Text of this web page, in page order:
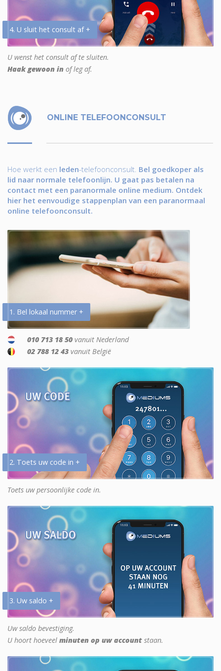
4. U sluit het consult af +
U wenst het consult af te sluiten.
Haak gewoon in of leg af.
ONLINE TELEFOONCONSULT
Hoe werkt een leden-telefoonconsult. Bel goedkoper als
lid naar normale telefoonlijn. U gaat pas betalen na
contact met een paranormale online medium. Ontdek
hier het eenvoudige stappenplan van een paranormaal
online telefoonconsult.
1. Bel lokaal nummer +
010 713 18 50 vanuit Nederland
02 788 12 43 vanuit België
2. Toets uw code in +
Toets uw persoonlijke code in.
3. Uw saldo +
Uw saldo bevestiging.
U hoort hoeveel minuten op uw account staan.